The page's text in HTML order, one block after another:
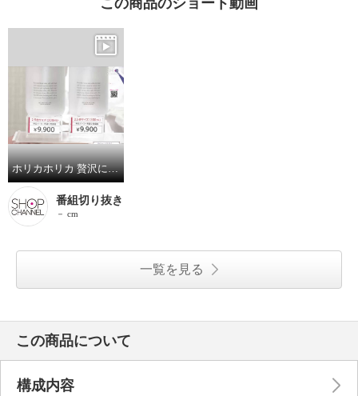
この商品のショート動画
ホリカホリカ 贅沢に満ちる ハリ・ツヤ・潤い ＰＣセラムローション ビッグサイズ ２本セット
番組切り抜き
－ cm
一覧を見る
この商品について
構成内容